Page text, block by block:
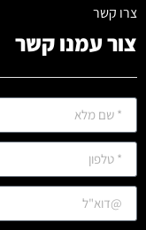
צרו קשר
צור עמנו קשר